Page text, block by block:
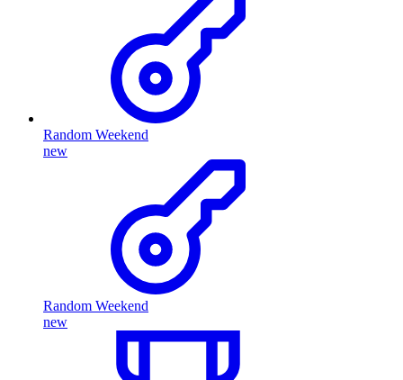
Random Weekend
new
Random Weekend
new